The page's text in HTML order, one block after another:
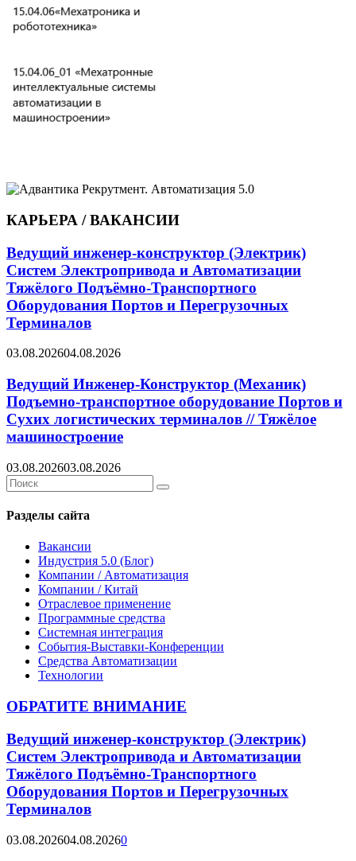
КАРЬЕРА / ВАКАНСИИ
Ведущий инженер-конструктор (Электрик)
Систем Электропривода и Автоматизации
Тяжёлого Подъёмно-Транспортного
Оборудования Портов и Перегрузочных
Терминалов
03.08.202604.08.2026
Ведущий Инженер-Конструктор (Механик)
Подъемно-транспортное оборудование Портов и
Сухих логистических терминалов // Тяжёлое
машиностроение
03.08.202603.08.2026
Search
for:
Search
Разделы сайта
Вакансии
Индустрия 5.0 (Блог)
Компании / Автоматизация
Компании / Китай
Отраслевое применение
Программные средства
Системная интеграция
События-Выставки-Конференции
Средства Автоматизации
Технологии
ОБРАТИТЕ ВНИМАНИЕ
Ведущий инженер-конструктор (Электрик)
Систем Электропривода и Автоматизации
Тяжёлого Подъёмно-Транспортного
Оборудования Портов и Перегрузочных
Терминалов
03.08.202604.08.20260